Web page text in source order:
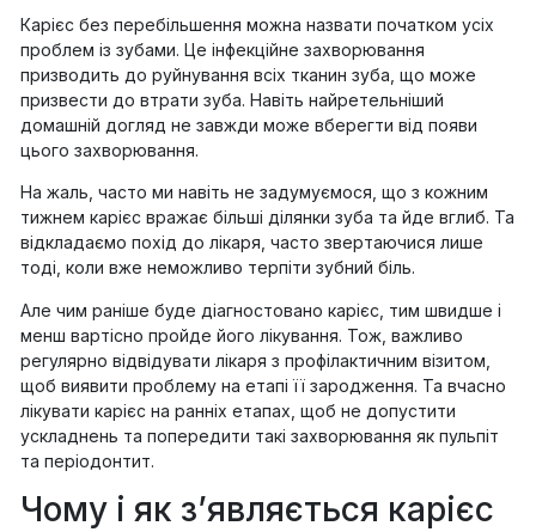
Карієс без перебільшення можна назвати початком усіх
проблем із зубами. Це інфекційне захворювання
призводить до руйнування всіх тканин зуба, що може
призвести до втрати зуба. Навіть найретельніший
домашній догляд не завжди може вберегти від появи
цього захворювання.
На жаль, часто ми навіть не задумуємося, що з кожним
тижнем карієс вражає більші ділянки зуба та йде вглиб. Та
відкладаємо похід до лікаря, часто звертаючися лише
тоді, коли вже неможливо терпіти зубний біль.
Але чим раніше буде діагностовано карієс, тим швидше і
менш вартісно пройде його лікування. Тож, важливо
регулярно відвідувати лікаря з профілактичним візитом,
щоб виявити проблему на етапі її зародження. Та вчасно
лікувати карієс на ранніх етапах, щоб не допустити
ускладнень та попередити такі захворювання як пульпіт
та періодонтит.
Чому і як з’являється карієс